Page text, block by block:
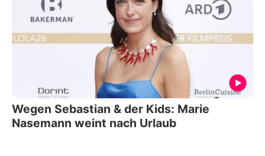
Wegen Sebastian & der Kids: Marie
Nasemann weint nach Urlaub